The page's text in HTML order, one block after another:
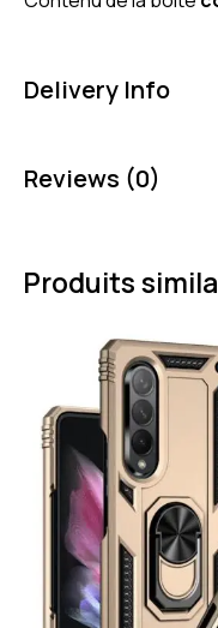
Delivery Info
Reviews (0)
Produits